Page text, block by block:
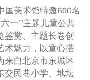
国美术馆特邀600名
一’”主题儿童公共
鉴赏、主题长卷创
术魅力，以童心搭
来自北京市东城区
交民巷小学、地坛